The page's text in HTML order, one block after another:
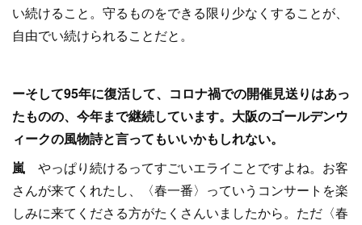
い続けること。守るものをできる限り少なくすることが、
自由でい続けられることだと。
ーそして95年に復活して、コロナ禍での開催見送りはあっ
たものの、今年まで継続しています。大阪のゴールデンウ
ィークの風物詩と言ってもいいかもしれない。
嵐 やっぱり続けるってすごいエライことですよね。お客
さんが来てくれたし、〈春一番〉っていうコンサートを楽
しみに来てくださる方がたくさんいましたから。ただ〈春